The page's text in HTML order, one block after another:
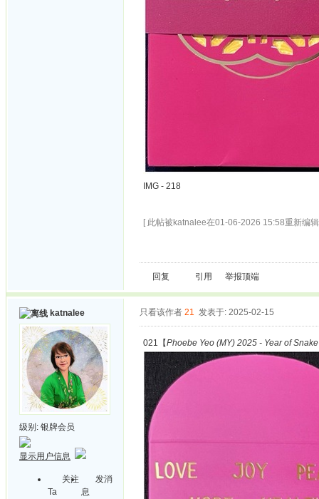
IMG - 218
[ 此帖被katnalee在01-06-2026 15:58重新编
回复 引用 举报顶端
katnalee
级别: 银牌会员
显示用户信息
关注
Ta
发消
息
只看该作者 21 发表于: 2025-02-15
021【Phoebe Yeo (MY) 2025 - Year of Snake